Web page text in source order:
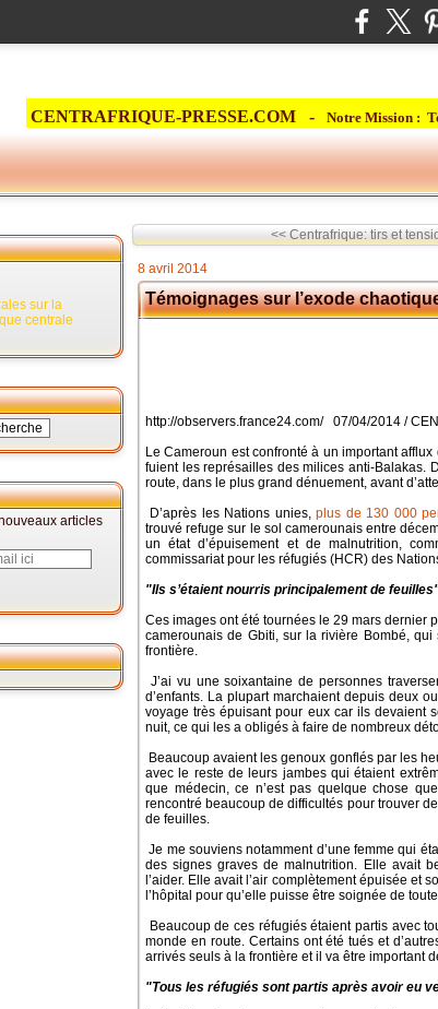
CENTRAFRIQUE-PRESSE.COM - Notre Mission :
sur la
centrale
articles
<< Centrafrique: tirs et
8 avril 2014
Témoignages sur l’exode
http://observers.france24.com/ 07/04/2014 /
Le Cameroun est confronté à un important
fuient les représailles des milices anti-Balakas.
route, dans le plus grand dénuement, avant
D’après les Nations unies,plus de 130 000
trouvé refuge sur le sol camerounais entre
un état d’épuisement et de malnutrition,
commissariat pour les réfugiés (HCR) des
"Ils s’étaient nourris principalement de
Ces images ont été tournées le 29 mars dernier
camerounais de Gbiti, sur la rivière Bombé,
frontière.
J’ai vu une soixantaine de personnes
d’enfants. La plupart marchaient depuis deux
voyage très épuisant pour eux car ils devaient
nuit, ce qui les a obligés à faire de nombreux
Beaucoup avaient les genoux gonflés par les
avec le reste de leurs jambes qui étaient
que médecin, ce n’est pas quelque chose
rencontré beaucoup de difficultés pour trouver
de feuilles.
Je me souviens notamment d’une femme qui
des signes graves de malnutrition. Elle avait
l’aider. Elle avait l’air complètement épuisée et
l’hôpital pour qu’elle puisse être soignée de
Beaucoup de ces réfugiés étaient partis avec
monde en route. Certains ont été tués et
arrivés seuls à la frontière et il va être important
"Tous les réfugiés sont partis après avoir eu